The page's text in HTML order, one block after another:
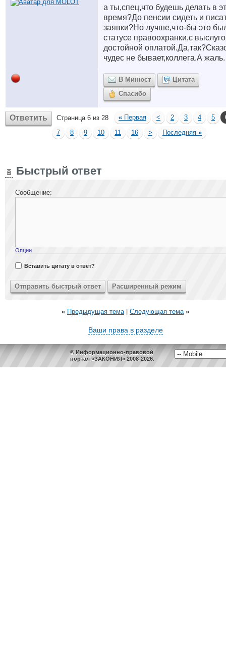
а ты,спец,что будешь делать в
время?До пенсии сидеть и
заявки?Но лучше,что-бы это
статусе правоохранки,с
достойной
чудес не бывает,коллега.А жаль.
В Минюст
Цитата
Спасибо
Ответить Страница 6 из 28 « Первая < 2 3 4 5
7
8 9 10 11 16 > Последняя »
Быстрый ответ
Сообщение:
Опции
Вставить цитату в ответ?
« Предыдущая тема| Следующая тема »
Ваши права в разделе
© Информационно-правовой
портал «ЗАКОНИЯ» 2008-2026.